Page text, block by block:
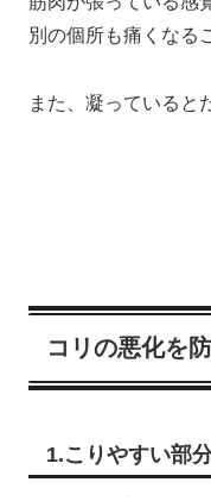
別の個所も痛くなる
また、凝っていると
コリの悪化を
1.こりやすい部